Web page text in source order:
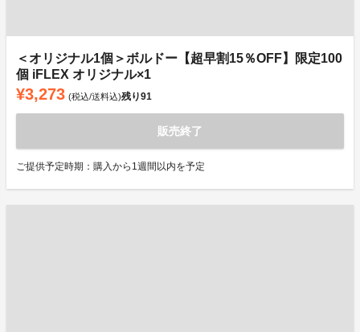
＜オリジナル1個＞ボルドー【超早割15％OFF】限定100
個 iFLEX オリジナル×1
¥3,273 (税込/送料込)残り91
販売終了
ご提供予定時期：購入から1週間以内を予定